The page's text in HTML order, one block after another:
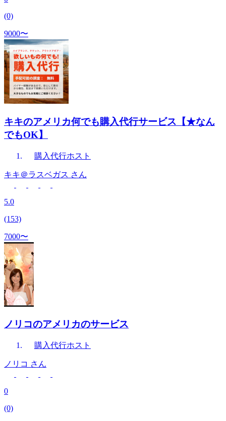
(0)
9000〜
キキのアメリカ何でも購入代行サービス【★なん
でもOK】
購入代行ホスト
キキ＠ラスベガス さん
5.0
(153)
7000〜
ノリコのアメリカのサービス
購入代行ホスト
ノリコ さん
0
(0)